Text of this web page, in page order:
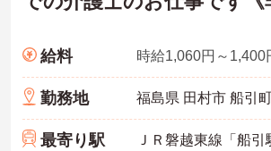
給料 時給1,060円～1,400
勤務地
最寄り駅